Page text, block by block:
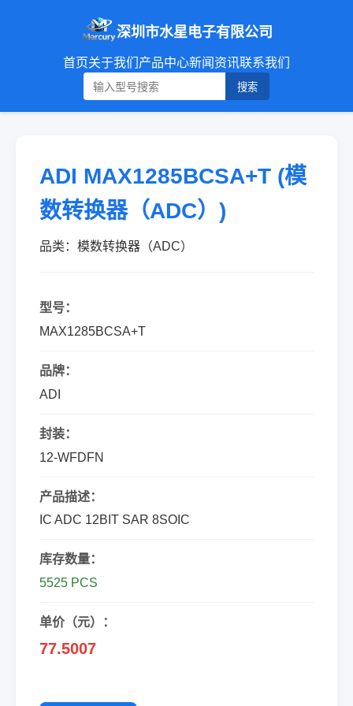
深圳市水星电子有限公司
首页关于我们 产品中心新闻资讯联系我们
搜索
ADI MAX1285BCSA+T (模
数转换器（ADC）)
品类：模数转换器（ADC）
型号：
MAX1285BCSA+T
品牌：
ADI
封装：
12-WFDFN
产品描述：
IC ADC 12BIT SAR 8SOIC
库存数量：
5525 PCS
单价（元）：
77.5007